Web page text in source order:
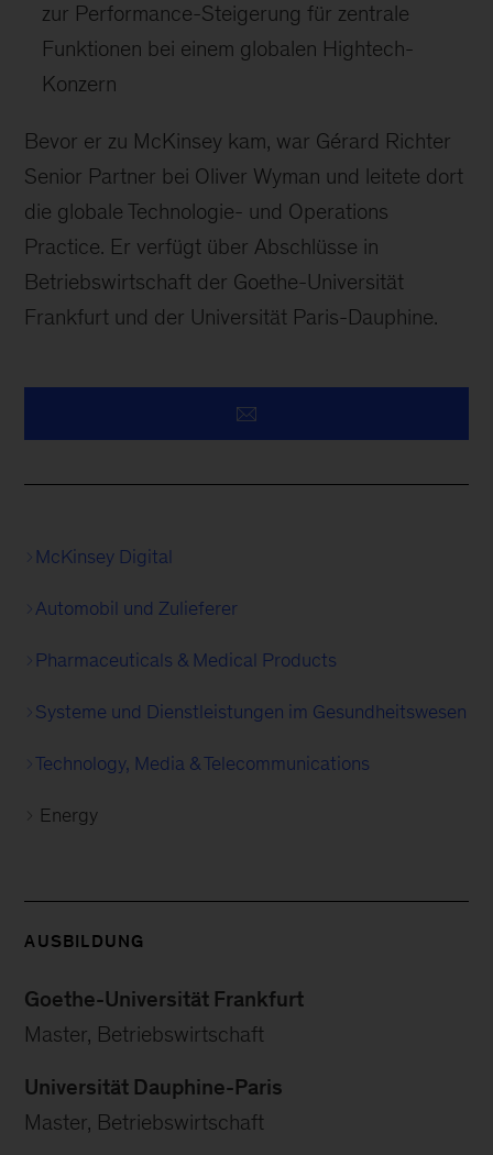
zur Performance-Steigerung für zentrale
Funktionen bei einem globalen Hightech-
Konzern
Bevor er zu McKinsey kam, war Gérard Richter
Senior Partner bei Oliver Wyman und leitete dort
die globale Technologie- und Operations
Practice. Er verfügt über Abschlüsse in
Betriebswirtschaft der Goethe-Universität
Frankfurt und der Universität Paris-Dauphine.
McKinsey Digital
Automobil und Zulieferer
Pharmaceuticals & Medical Products
Systeme und Dienstleistungen im Gesundheitswesen
Technology, Media & Telecommunications
Energy
AUSBILDUNG
Goethe-Universität Frankfurt
Master, Betriebswirtschaft
Universität Dauphine-Paris
Master, Betriebswirtschaft